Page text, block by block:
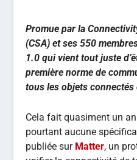
Promue par la
(CSA) et ses 550
1.0 qui vient tout juste
première norme de
tous les objets connectés
Cela fait quasiment un an
pourtant aucune
publiée sur Matter, un